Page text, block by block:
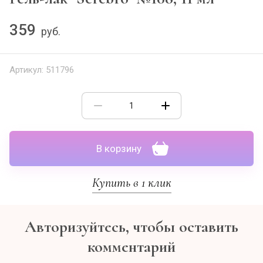
359 руб.
Артикул: 511796
В корзину
Купить в 1 клик
Авторизуйтесь, чтобы оставить
комментарий